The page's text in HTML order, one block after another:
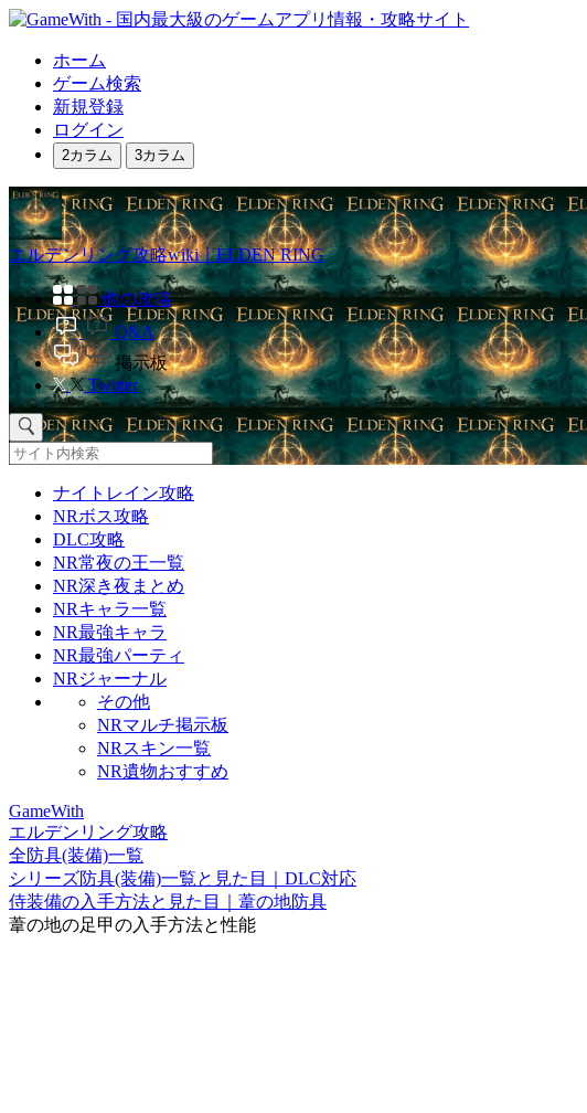
ホーム
ゲーム検索
新規登録
ログイン
2カラム 3カラム
エルデンリング攻略wiki｜ELDEN RING
他の攻略
Q&A
掲示板
Twitter
ナイトレイン攻略
NRボス攻略
DLC攻略
NR常夜の王一覧
NR深き夜まとめ
NRキャラ一覧
NR最強キャラ
NR最強パーティ
NRジャーナル
その他
NRマルチ掲示板
NRスキン一覧
NR遺物おすすめ
GameWith
エルデンリング攻略
全防具(装備)一覧
シリーズ防具(装備)一覧と見た目｜DLC対応
侍装備の入手方法と見た目｜葦の地防具
葦の地の足甲の入手方法と性能